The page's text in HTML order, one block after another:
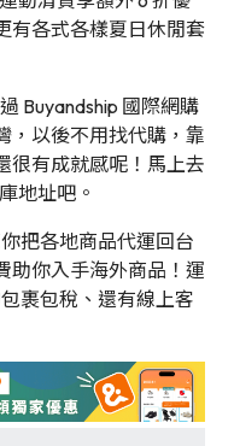
有各式各樣夏日休閒套
Buyandship 國際網購
，以後不用找代購，靠
很有成就感呢！馬上去
地址吧。
把各地商品代運回台
助你入手海外商品！運
裹包稅、還有線上客